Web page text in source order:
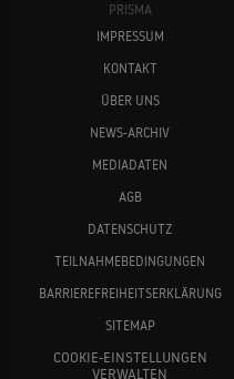
PRISMA
IMPRESSUM
KONTAKT
ÜBER UNS
NEWS-ARCHIV
MEDIADATEN
AGB
DATENSCHUTZ
TEILNAHMEBEDINGUNGEN
BARRIEREFREIHEITSERKLÄRUNG
SITEMAP
COOKIE-EINSTELLUNGEN
VERWALTEN